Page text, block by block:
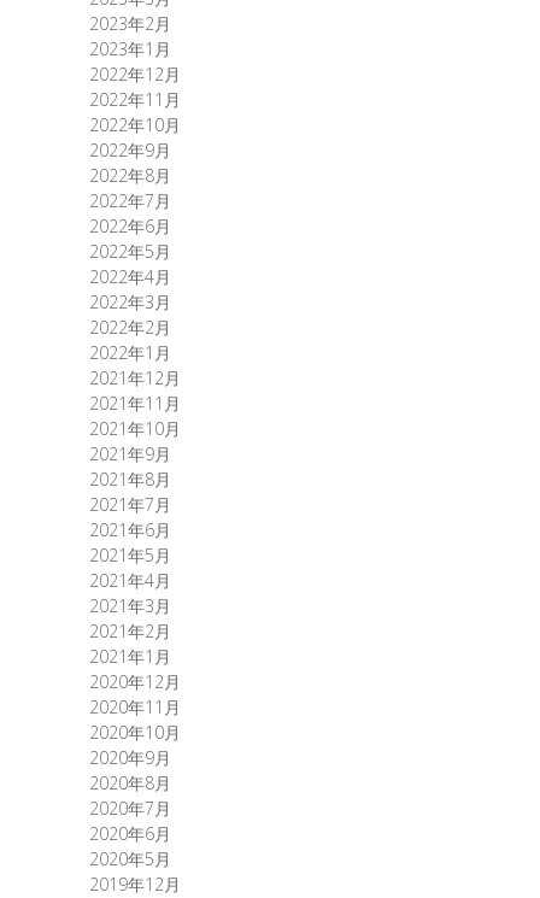
2023年2月
2023年1月
2022年12月
2022年11月
2022年10月
2022年9月
2022年8月
2022年7月
2022年6月
2022年5月
2022年4月
2022年3月
2022年2月
2022年1月
2021年12月
2021年11月
2021年10月
2021年9月
2021年8月
2021年7月
2021年6月
2021年5月
2021年4月
2021年3月
2021年2月
2021年1月
2020年12月
2020年11月
2020年10月
2020年9月
2020年8月
2020年7月
2020年6月
2020年5月
2019年12月